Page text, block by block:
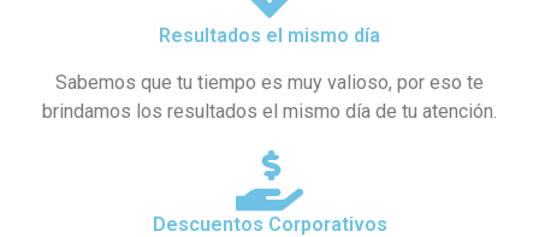
Resultados el mismo día
Sabemos que tu tiempo es muy valioso, por eso te
brindamos los resultados el mismo día de tu atención.
Descuentos Corporativos